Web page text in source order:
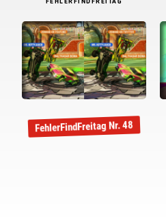
FEHLERFINDFREITAG
FehlerFindFreitag Nr. 48